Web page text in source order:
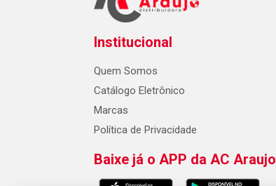
Institucional
Quem Somos
Catálogo Eletrônico
Marcas
Política de Privacidade
Baixe já o APP da AC Araujo